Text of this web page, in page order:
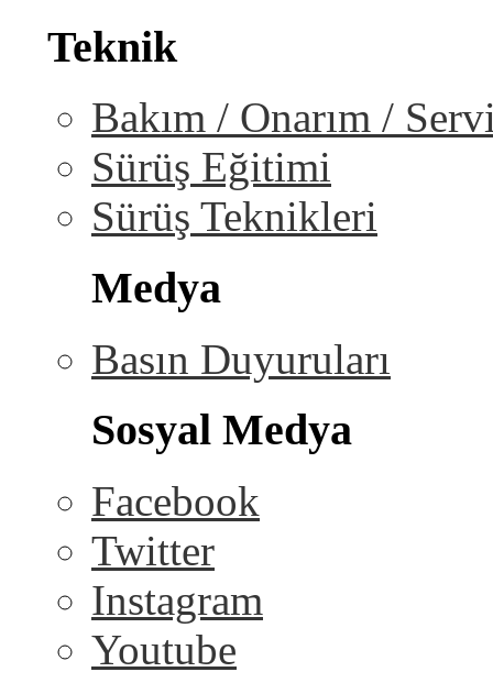
Teknik
Bakım / Onarım /
Sürüş Eğitimi
Sürüş Teknikleri
Medya
Basın Duyuruları
Sosyal Medya
Facebook
Twitter
Instagram
Youtube